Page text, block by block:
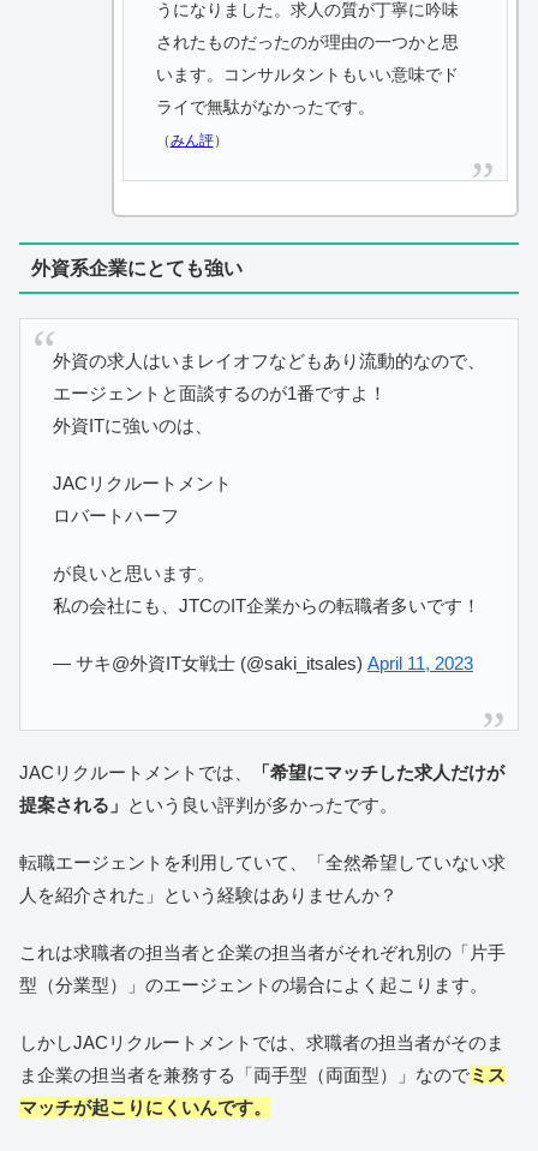
うになりました。求人の質が丁寧に吟味
されたものだったのが理由の一つかと思
います。コンサルタントもいい意味でド
ライで無駄がなかったです。
（みん評）
外資系企業にとても強い
外資の求人はいまレイオフなどもあり流動的なので、
エージェントと面談するのが1番ですよ！
外資ITに強いのは、
JACリクルートメント
ロバートハーフ
が良いと思います。
私の会社にも、JTCのIT企業からの転職者多いです！
— サキ@外資IT女戦士 (@saki_itsales) April 11, 2023
JACリクルートメントでは、
「希望にマッチした求人だけが
提案される」 という良い評判が多かったです。
転職エージェントを利用していて、「全然希望していない求
人を紹介された」という経験はありませんか？
これは求職者の担当者と企業の担当者がそれぞれ別の「片手
型（分業型）」のエージェントの場合によく起こります。
しかしJACリクルートメントでは、求職者の担当者がそのま
ま企業の担当者を兼務する「両手型（両面型）」なのでミス
マッチが起こりにくいんです。